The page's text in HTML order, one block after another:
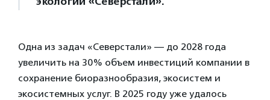
Одна из задач «Северстали» — до 2028 года
увеличить на 30% объем инвестиций компании в
сохранение биоразнообразия, экосистем и
экосистемных услуг. В 2025 году уже удалось